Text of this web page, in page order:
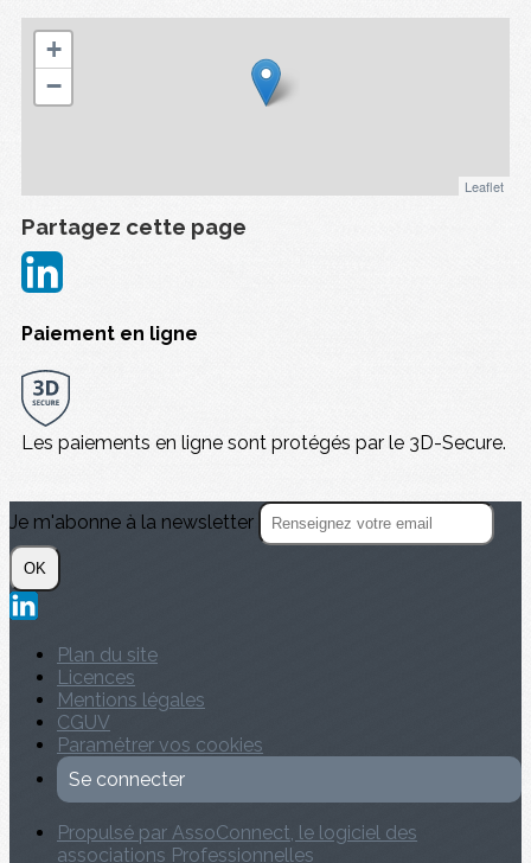
+
−
Leaflet
Partagez cette page
Paiement en ligne
Les paiements en ligne sont protégés par le 3D-Secure.
Je m'abonne à la newsletter
OK
Plan du site
Licences
Mentions légales
CGUV
Paramétrer vos cookies
Se connecter
Propulsé par AssoConnect, le logiciel des
associations Professionnelles